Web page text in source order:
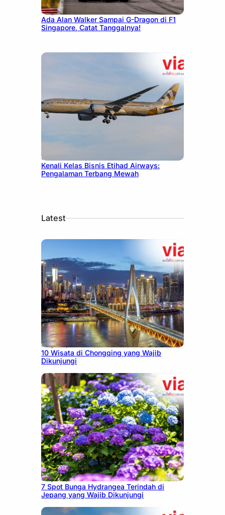
August 13, 2025
Ada Alan Walker Sampai G-Dragon di F1
Singapore, Catat Tanggalnya!
December 27, 2024
Kenali Kelas Bisnis Etihad Airways:
Pengalaman Terbang Mewah
Latest
July 30, 2026
10 Wisata di Chongqing yang Wajib
Dikunjungi
July 23, 2026
7 Spot Bunga Hydrangea Terindah di
Jepang yang Wajib Dikunjungi